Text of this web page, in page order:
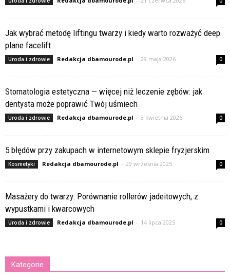
Jak wybrać metodę liftingu twarzy i kiedy warto rozważyć deep
plane facelift
Uroda i zdrowie Redakcja dbamourode.pl - 29 maja 2026 0
Stomatologia estetyczna — więcej niż leczenie zębów: jak
dentysta może poprawić Twój uśmiech
Uroda i zdrowie Redakcja dbamourode.pl - 3 kwietnia 2026 0
5 błędów przy zakupach w internetowym sklepie fryzjerskim
Kosmetyki Redakcja dbamourode.pl - 29 września 2025 0
Masażery do twarzy: Porównanie rollerów jadeitowych, z
wypustkami i kwarcowych
Uroda i zdrowie Redakcja dbamourode.pl - 14 lipca 2025 0
Kategorie